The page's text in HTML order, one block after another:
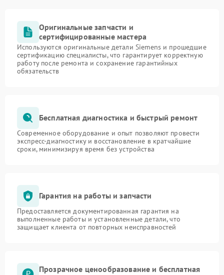
Оригинальные запчасти и
сертифицированные мастера
Используются оригинальные детали Siemens и прошедшие
сертификацию специалисты, что гарантирует корректную
работу после ремонта и сохранение гарантийных
обязательств
Бесплатная диагностика и быстрый ремонт
Современное оборудование и опыт позволяют провести
экспресс-диагностику и восстановление в кратчайшие
сроки, минимизируя время без устройства
Гарантия на работы и запчасти
Предоставляется документированная гарантия на
выполненные работы и установленные детали, что
защищает клиента от повторных неисправностей
Прозрачное ценообразование и бесплатная